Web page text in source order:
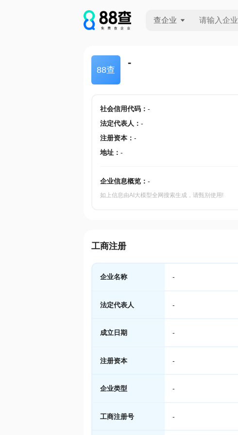
查企业
88查
-
社会信用代码： -
法定代表人 ： -
注册资本： -
地址： -
企业信息概览： -
如上信息由AI大模型全网搜索生成，请甄别使用!
工商注册
企业名称 -
法定代表人 -
成立日期 -
注册资本 -
企业类型 -
工商注册号 -